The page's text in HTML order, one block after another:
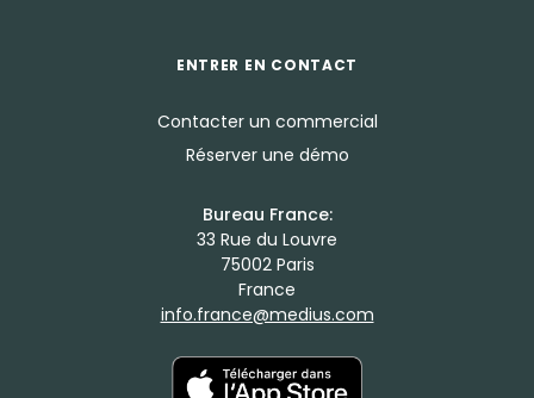
ENTRER EN CONTACT
Contacter un commercial
Réserver une démo
Bureau France:
33 Rue du Louvre
75002 Paris
France
info.france@medius.com